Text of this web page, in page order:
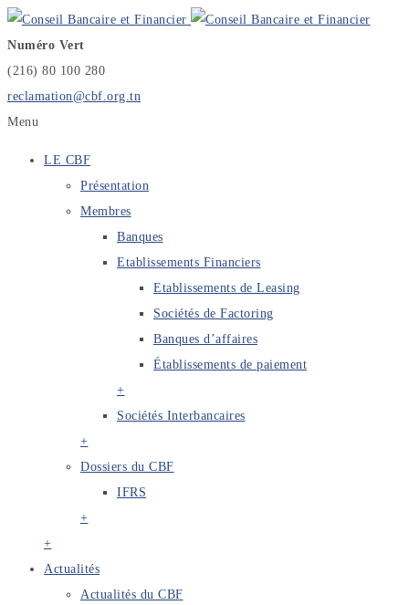
Numéro Vert
(216) 80 100 280
reclamation@cbf.org.tn
Menu
LE CBF
Présentation
Membres
Banques
Etablissements Financiers
Etablissements de Leasing
Sociétés de Factoring
Banques d’affaires
Établissements de paiement
+
Sociétés Interbancaires
+
Dossiers du CBF
IFRS
+
+
Actualités
Actualités du CBF